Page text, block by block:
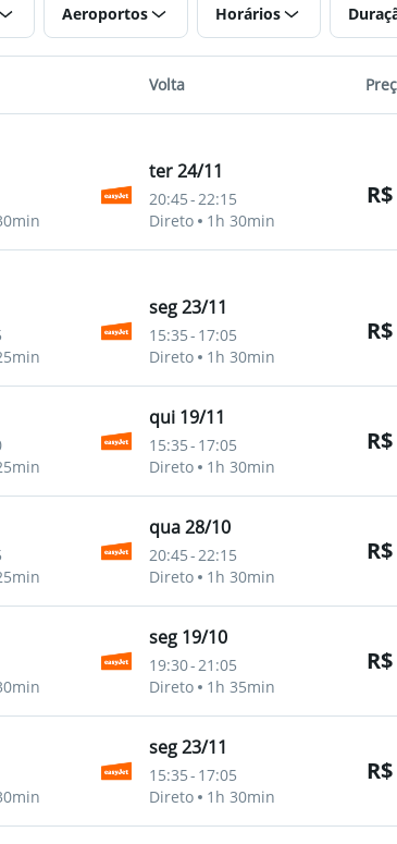
Aeroportos Horários
Volta
ter 24/11
20:45-22:15
Direto
1h 30min
seg 23/11
15:35- 17:05
Direto
1h 30min
qui 19/11
15:35- 17:05
Direto
1h 30min
qua 28/10
20:45-22:15
Direto
1h 30min
seg 19/10
19:30-21:05
Direto
1h 35min
seg 23/11
15:35- 17:05
Direto
1h 30min